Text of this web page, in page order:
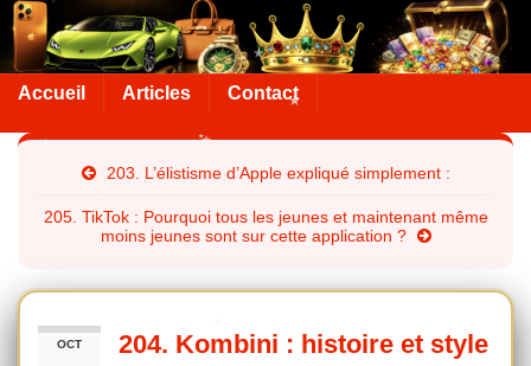
Accueil Articles Contact
203. L’élistisme d’Apple expliqué simplement :
205. TikTok : Pourquoi tous les jeunes et maintenant même
moins jeunes sont sur cette application ?
OCT 204. Kombini : histoire et style